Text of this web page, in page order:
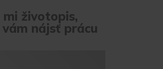
mi životopis,
nájsť prácu